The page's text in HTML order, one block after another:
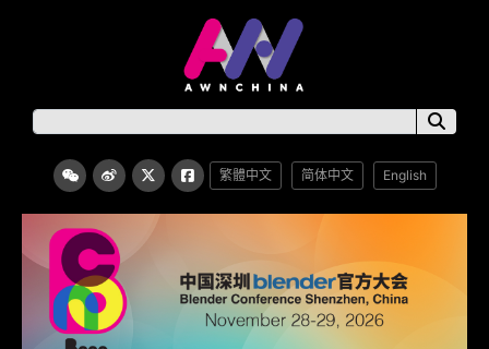
繁體中文 简体中文 English